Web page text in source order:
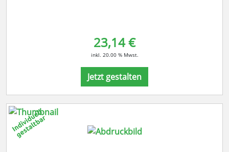
23,14 €
inkl. 20.00 % Mwst.
Jetzt gestalten